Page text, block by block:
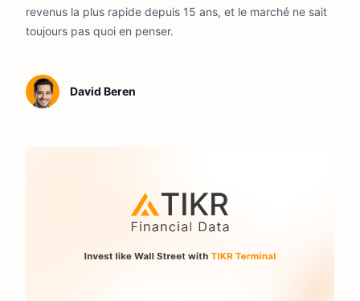
revenus la plus rapide depuis 15 ans, et le marché ne sait
toujours pas quoi en penser.
David Beren